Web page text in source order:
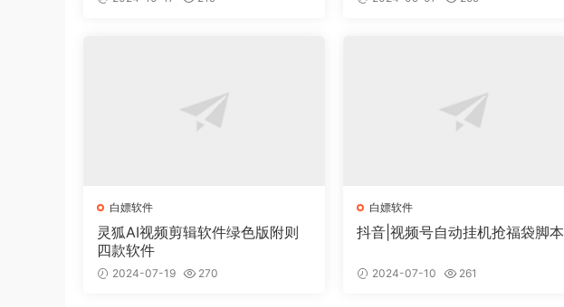
白嫖软件
灵狐AI视频剪辑软件绿色版附则
四款软件
2024-07-19 270
白嫖软件
抖音|视频号自动挂机抢福袋脚本
2024-07-10 261